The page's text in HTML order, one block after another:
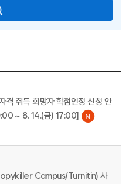
격 취득 희망자 학점인정 신청 안
~ 8. 14.(금) 17:00]
Campus/Turnitin) 사